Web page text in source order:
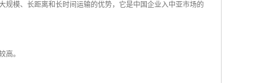
模、长距离和长时间运输的优势，它是中国企业入中亚市场的
高。